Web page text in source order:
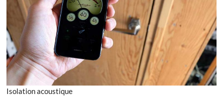
Isolation acoustique